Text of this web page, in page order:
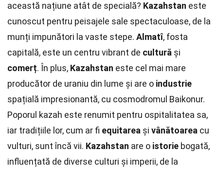
această națiune atât de specială? Kazahstan este
cunoscut pentru peisajele sale spectaculoase, de la
munți impunători la vaste stepe. Almatî, fosta
capitală, este un centru vibrant de cultură și
comerț. În plus, Kazahstan este cel mai mare
producător de uraniu din lume și are o industrie
spațială impresionantă, cu cosmodromul Baikonur.
Poporul kazah este renumit pentru ospitalitatea sa,
iar tradițiile lor, cum ar fi equitarea și vânătoarea cu
vulturi, sunt încă vii. Kazahstan are o istorie bogată,
influențată de diverse culturi și imperii, de la